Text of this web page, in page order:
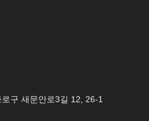
구 새문안로3길 12, 26-1